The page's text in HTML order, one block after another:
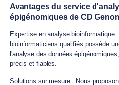
Avantages du service
épigénomiques de CD
Expertise en analyse bioinformatique
bioinformaticiens qualifiés possède
l'analyse des données
précis et fiables.
Solutions sur mesure : Nous